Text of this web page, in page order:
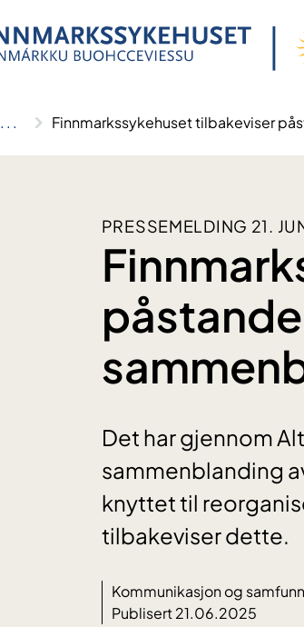
.. . Finnmarkssykehuset tilbakeviser
PRESSEMELDING 21.
Det har gjennom
sammenblanding
knyttet til
tilbakeviser dette.
Kommunikasjon og
Publisert 21.06.2025